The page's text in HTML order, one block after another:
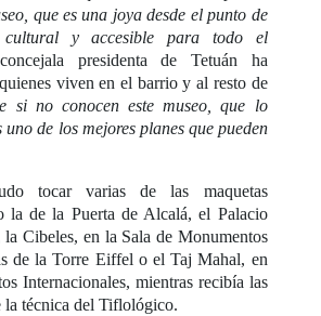
que es una joya desde el punto de
cultural y accesible para todo el
presidenta de Tetuán ha
viven en el barrio y al resto de
si no conocen este museo, que lo
uno de los mejores planes que pueden
tocar varias de las maquetas
la de la Puerta de Alcalá, el Palacio
Cibeles, en la Sala de Monumentos
de la Torre Eiffel o el Taj Mahal, en
Internacionales, mientras recibía las
la técnica del Tiflológico.